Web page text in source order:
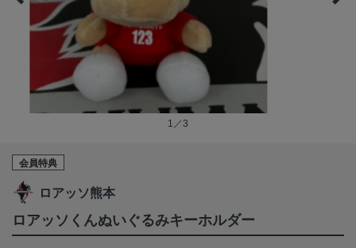
1／3
会員特典
ロアッソ熊本
ロアッソくんぬいぐるみキーホルダー